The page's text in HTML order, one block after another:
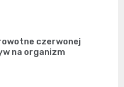
czerwonej
na organizm